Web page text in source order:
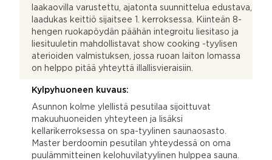
laakaovilla varustettu, ajatonta suunnittelua edustava,
laadukas keittiö sijaitsee 1. kerroksessa. Kiinteän 8-
hengen ruokapöydän päähän integroitu liesitaso ja
liesituuletin mahdollistavat show cooking -tyylisen
aterioiden valmistuksen, jossa ruoan laiton lomassa
on helppo pitää yhteyttä illallisvieraisiin.
Kylpyhuoneen kuvaus:
Asunnon kolme ylellistä pesutilaa sijoittuvat
makuuhuoneiden yhteyteen ja lisäksi
kellarikerroksessa on spa-tyylinen saunaosasto.
Master berdoomin pesutilan yhteydessä on oma
puulämmitteinen kelohuvilatyylinen hulppea sauna.